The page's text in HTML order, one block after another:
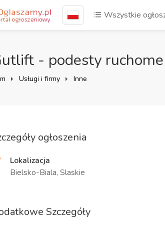
Wszystkie
- podesty ruchome
Usługi i firmy Inne
ogłoszenia
Lokalizacja
Bielsko-Biala, Slaskie
Szczegóły